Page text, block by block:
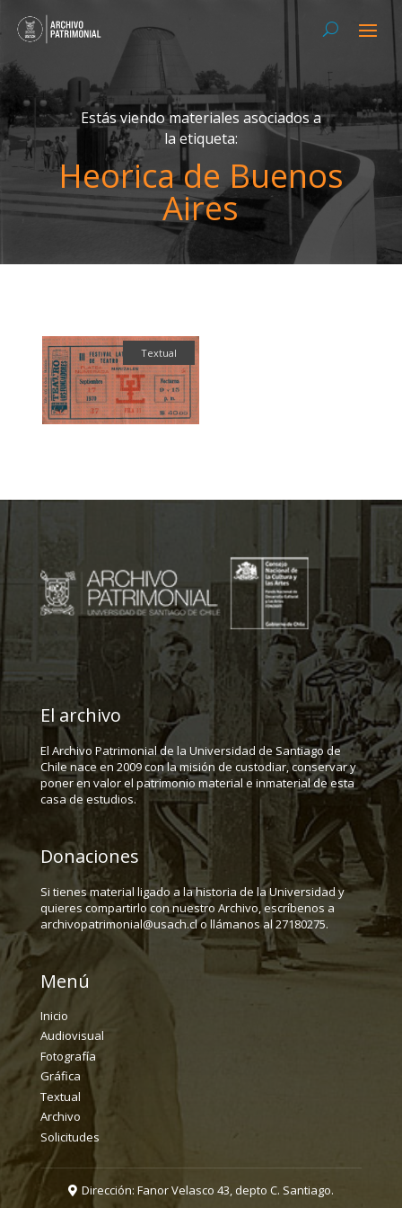
Estás viendo materiales asociados a
la etiqueta:
Heorica de Buenos
Aires
Textual
El archivo
El Archivo Patrimonial de la Universidad de Santiago de
Chile nace en 2009 con la misión de custodiar, conservar y
poner en valor el patrimonio material e inmaterial de esta
casa de estudios.
Donaciones
Si tienes material ligado a la historia de la Universidad y
quieres compartirlo con nuestro Archivo, escríbenos a
archivopatrimonial@usach.cl o llámanos al 27180275.
Menú
Inicio
Audiovisual
Fotografía
Gráfica
Textual
Archivo
Solicitudes
Dirección: Fanor Velasco 43, depto C. Santiago.